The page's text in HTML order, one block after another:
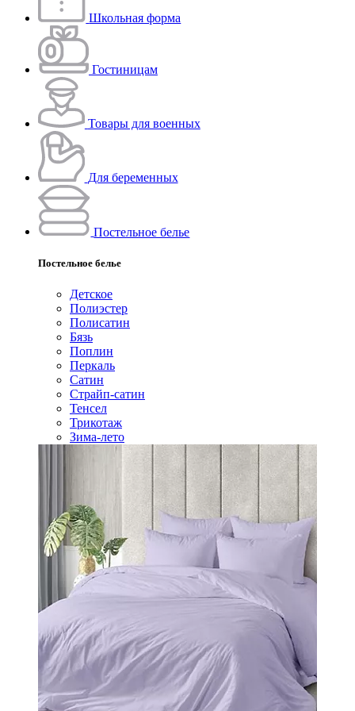
Школьная форма
Гостиницам
Товары для военных
Для беременных
Постельное белье
Постельное белье
Детское
Полиэстeр
Полисатин
Бязь
Поплин
Перкаль
Сатин
Страйп-сатин
Тенсел
Трикотаж
Зима-лето